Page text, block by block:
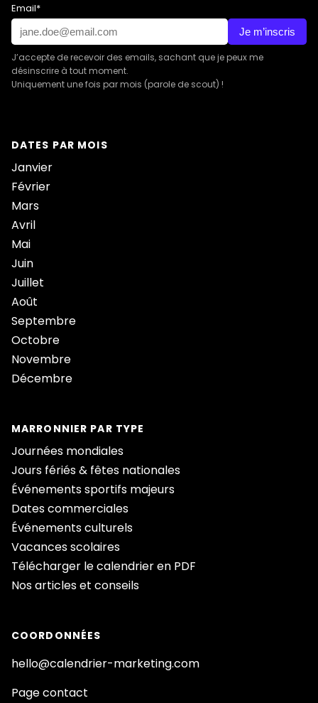
Email*
Je m’inscris
J’accepte de recevoir des emails, sachant que je peux me
désinscrire à tout moment.
Uniquement une fois par mois (parole de scout) !
DATES PAR MOIS
Janvier
Février
Mars
Avril
Mai
Juin
Juillet
Août
Septembre
Octobre
Novembre
Décembre
MARRONNIER PAR TYPE
Journées mondiales
Jours fériés & fêtes nationales
Événements sportifs majeurs
Dates commerciales
Événements culturels
Vacances scolaires
Télécharger le calendrier en PDF
Nos articles et conseils
COORDONNÉES
hello@calendrier-marketing.com
Page contact